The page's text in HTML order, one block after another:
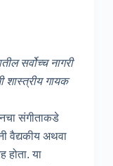
सर्वोच्च नागरी
शास्त्रीय गायक
संगीताकडे
वैद्यकीय अथवा
होता. या